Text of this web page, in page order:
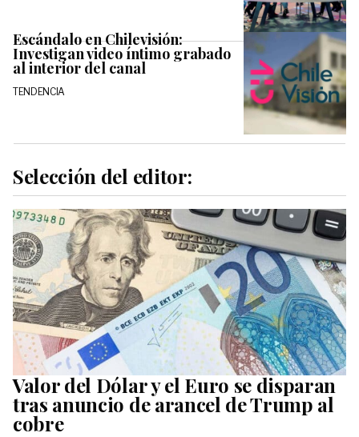
Escándalo en Chilevisión:
Investigan video íntimo grabado
al interior del canal
TENDENCIA
Selección del editor:
Valor del Dólar y el Euro se disparan
tras anuncio de arancel de Trump al
cobre